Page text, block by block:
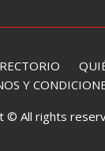
Y
© All rights